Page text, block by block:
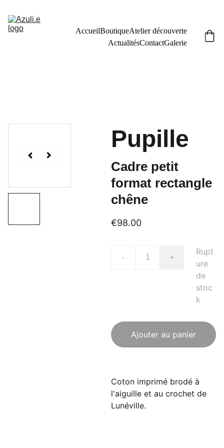
AccueilBoutiqueAtelier découverte
ActualitésContactGalerie
Pupille
Cadre petit
format rectangle
chêne
€98.00
- +
Rupt
ure
de
stoc
k
Ajouter au panier
Coton imprimé brodé à
l'aiguille et au crochet de
Lunéville.